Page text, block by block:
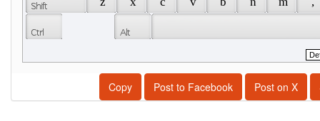
Copy Post to Facebook Post on X